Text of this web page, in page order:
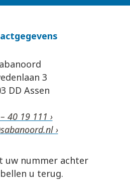
3
DD Assen
40 19 111 ›
›
uw nummer achter
u terug.